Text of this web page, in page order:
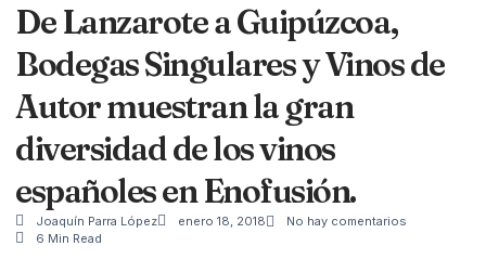
De Lanzarote a Guipúzcoa,
Bodegas Singulares y Vinos de
Autor muestran la gran
diversidad de los vinos
españoles en Enofusión.
Joaquín Parra López enero 18, 2018
No hay comentarios
6 Min Read